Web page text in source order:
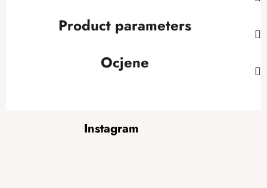
Product parameters
Ocjene
Instagram